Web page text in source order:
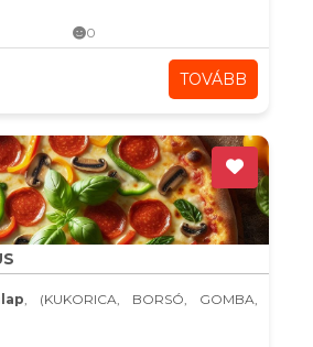
0
TOVÁBB
, (KUKORICA, BORSÓ, GOMBA,